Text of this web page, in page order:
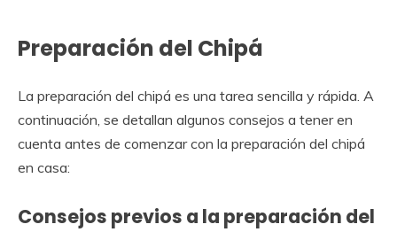
Preparación del Chipá
La preparación del chipá es una tarea sencilla y rápida. A
continuación, se detallan algunos consejos a tener en
cuenta antes de comenzar con la preparación del chipá
en casa:
Consejos previos a la preparación del